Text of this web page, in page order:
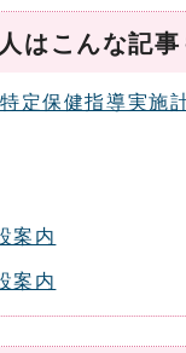
はこんな記
定保健指導実施
案内
案内